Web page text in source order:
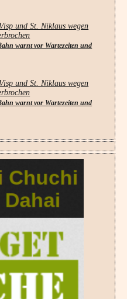
und St. Niklaus wegen
warnt vor Wartezeiten und
und St. Niklaus wegen
warnt vor Wartezeiten und